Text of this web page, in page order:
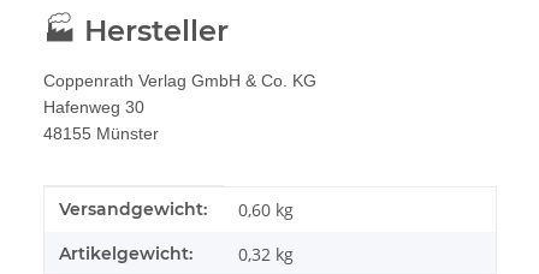
🏭 Hersteller
Coppenrath Verlag GmbH & Co. KG
Hafenweg 30
48155 Münster
Produkteigenschaft
Wert
Versandgewicht: 0,60 kg
Artikelgewicht: 0,32 kg